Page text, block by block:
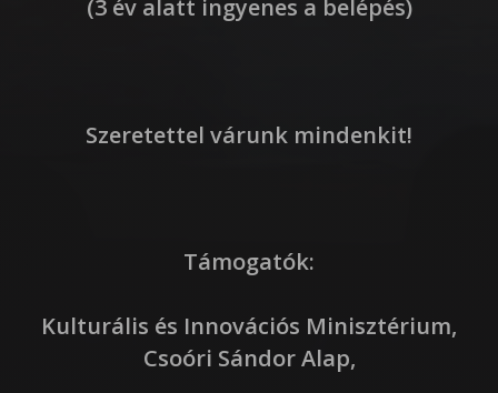
(3 év alatt ingyenes a belépés)
Szeretettel várunk mindenkit!
Támogatók:
Kulturális és Innovációs Minisztérium,
Csoóri Sándor Alap,